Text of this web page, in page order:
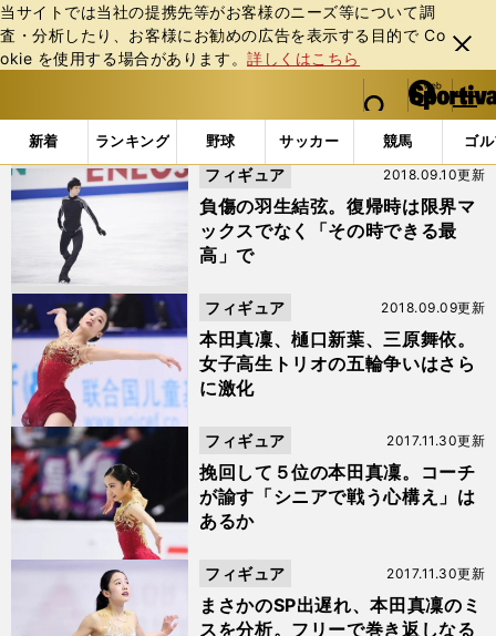
当サイトでは当社の提携先等がお客様のニーズ等について調
査・分析したり、お客様にお勧めの広告を表⽰する⽬的で Co
okie を使⽤する場合があります。詳しくはこちら
閉じ
る
web Sportiva (webスポルティーバ)
検索
マイペ
ー
ジ
メニュ
新着 ランキング 野球 サッカー 競馬 ゴ
b
ス
ポ
ル
バ
「#フィギュアスケート」の最新ニュース・ 情報 (39ペー
負傷の羽生結弦。復帰時は限界マ
ックスでなく「その時できる最
高」で
2018.09.10更新
フィギュア
本田真凜、樋口新葉、三原舞依。
女子高生トリオの五輪争いはさら
に激化
2018.09.09更新
フィギュア
挽回して５位の本田真凜。コーチ
が諭す「シニアで戦う心構え」は
あるか
2017.11.30更新
フィギュア
まさかのSP出遅れ、本田真凜のミ
スを分析。フリーで巻き返しなる
2017.11.30更新
フィギュア